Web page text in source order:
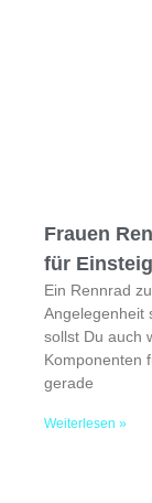
Frauen
für
Ein Rennrad
Angelegenheit
sollst Du auch
Komponenten
gerade
Weiterlesen »